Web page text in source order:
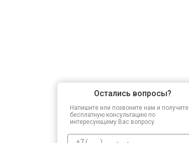
Остались вопросы?
Напишите или позвоните нам и получите
бесплатную консультацию по
интересующему Вас вопросу.